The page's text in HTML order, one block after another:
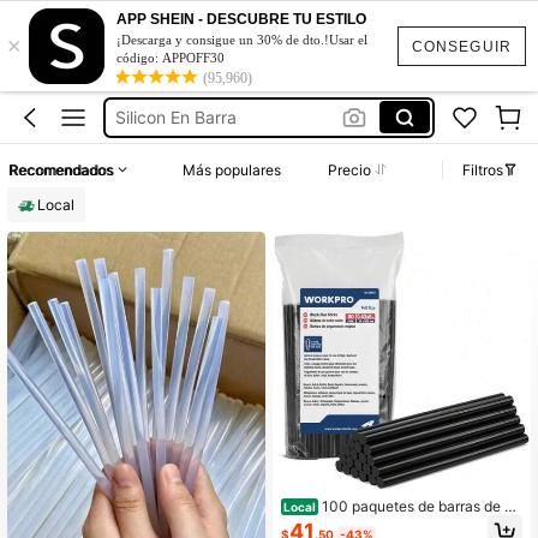
CONSEGUIR
×
APP SHEIN - DESCUBRE TU ESTILO
¡Descarga y consigue un 30% de dto.!Usar el
código: APPOFF30
(95,960)
Barra De Silicona Para Pistola
Barras De Silicona Para Pistola
Silicon En Barra
Glue Stick
Recomendados Más populares Precio
Filtros
Local
Local 100 paquetes de barras de pe
gamento termofusible negro para pi
$41.50 -43%